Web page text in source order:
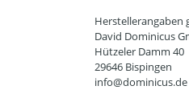
Herstellerangaben
David Dominicus
Hützeler Damm 40
29646 Bispingen
info@dominicus.de